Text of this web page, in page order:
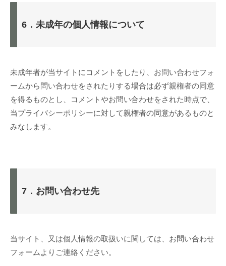
6．未成年の個人情報について
未成年者が当サイトにコメントをしたり、お問い合わせフォ
ームから問い合わせをされたりする場合は必ず親権者の同意
を得るものとし、コメントやお問い合わせをされた時点で、
当プライバシーポリシーに対して親権者の同意があるものと
みなします。
7．お問い合わせ先
当サイト、又は個人情報の取扱いに関しては、お問い合わせ
フォームよりご連絡ください。